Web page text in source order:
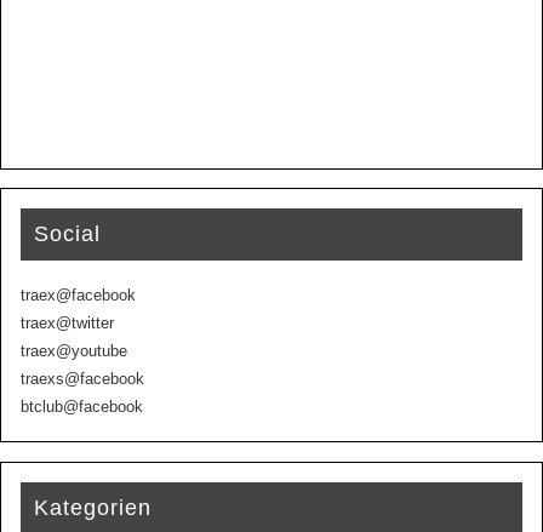
Social
traex@facebook
traex@twitter
traex@youtube
traexs@facebook
btclub@facebook
Kategorien